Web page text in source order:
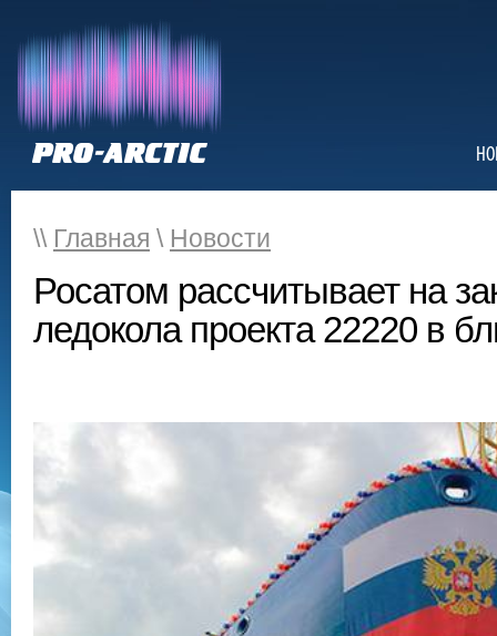
\\ Главная \ Новости
Росатом рассчитывает на
ледокола проекта 22220 в